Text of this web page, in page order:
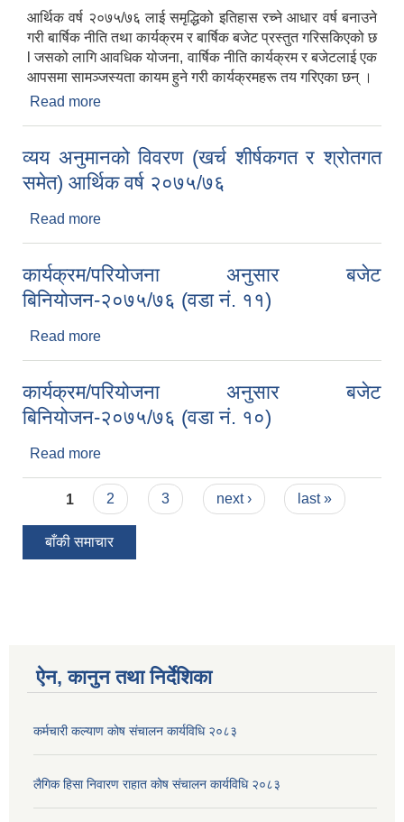
आर्थिक वर्ष २०७५/७६ लाई समृद्धिको इतिहास रच्ने आधार वर्ष बनाउने
गरी बार्षिक नीति तथा कार्यक्रम र बार्षिक बजेट प्रस्तुत गरिसकिएको छ
l जसको लागि आवधिक योजना, वार्षिक नीति कार्यक्रम र बजेटलाई एक
आपसमा सामञ्जस्यता कायम हुने गरी कार्यक्रमहरू तय गरिएका छन् ।
Read more
व्यय अनुमानको विवरण (खर्च शीर्षकगत र श्रोतगत
समेत) आर्थिक वर्ष २०७५/७६
Read more
कार्यक्रम/परियोजना अनुसार बजेट
बिनियोजन-२०७५/७६ (वडा नं. ११)
Read more
कार्यक्रम/परियोजना अनुसार बजेट
बिनियोजन-२०७५/७६ (वडा नं. १०)
Read more
Pages
1 2 3 next › last »
बाँकी समाचार
ऐन, कानुन तथा निर्देशिका
कर्मचारी कल्याण काेष संचालन कार्यविधि २०८३
लैगिक हिसा निवारण राहात कोष संचालन कार्यविधि २०८३